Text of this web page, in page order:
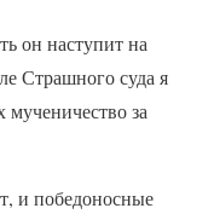
он наступит на
Страшного суда я
за
и победоносные